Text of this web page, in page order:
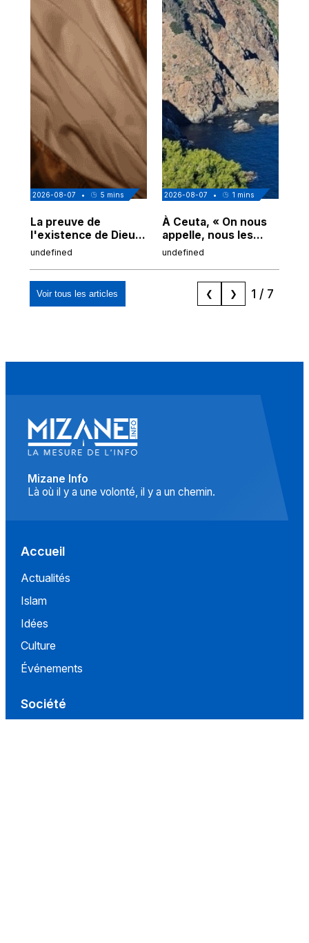
2026-08-07 • 5 mins
La preuve de
l'existence de Dieu
chez Ibn Sina
undefined
2026-08-07 • 1 mins
À Ceuta, « On nous
appelle, nous les
Espagnols d'origine
"musulmans"»
undefined
Voir tous les articles ❮ ❯ 1 / 7
Mizane Info
Là où il y a une volonté, il y a un chemin.
Accueil
Actualités
Islam
Idées
Culture
Événements
Société